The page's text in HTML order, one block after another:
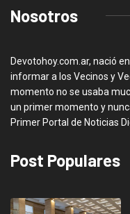
Nosotros
Devotohoy.com.ar, nació
informar a los Vecinos y
momento no se usaba
un primer momento y
Primer Portal de Noticias
Post Populares